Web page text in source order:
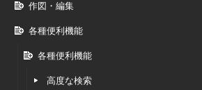
作図・編集
各種便利機能
各種便利機能
高度な検索